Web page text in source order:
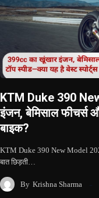
KTM Duke 390
इंजन, बेमिसाल फीचर्स
बाइक?
KTM Duke 390 New Model
बात छिड़ती…
By Krishna Sharma